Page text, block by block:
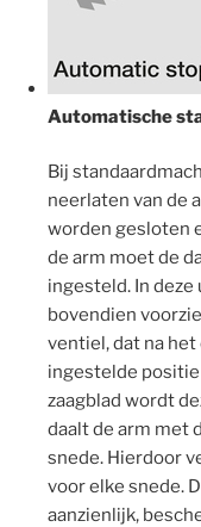
Automatische
Bij
neerlaten van de
worden gesloten
de arm moet de
ingesteld. In
bovendien
ventiel, dat na
ingestelde
zaagblad wordt
daalt de arm met
snede. Hierdoor
voor elke snede.
aanzienlijk,